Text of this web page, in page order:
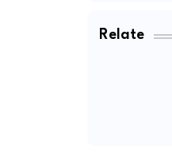
Relate